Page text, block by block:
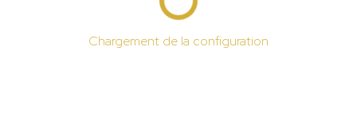
Chargement de la configuration